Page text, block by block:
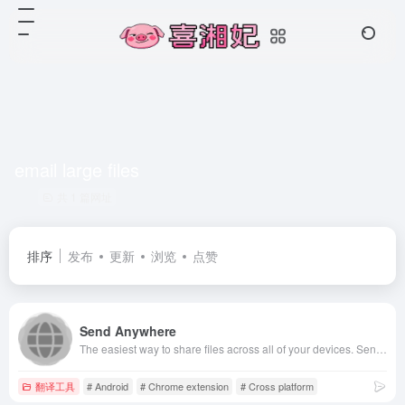
排序 发布 更新 浏览 点赞
Send Anywhere
翻译工具 # Android # Chrome extension # Cross platform